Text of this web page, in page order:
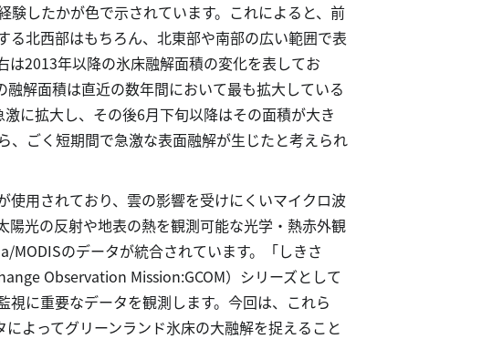
したかが色で示されています。これによると、前
北西部はもちろん、北東部や南部の広い範囲で表
2013年以降の氷床融解面積の変化を表してお
解面積は直近の数年間において最も拡大している
に拡大し、その後6月下旬以降はその面積が大き
、ごく短期間で急激な表面融解が生じたと考えられ
用されており、雲の影響を受けにくいマイクロ波
陽光の反射や地表の熱を観測可能な光学・熱赤外観
MODISのデータが統合されています。「しきさ
Observation Mission:GCOM）シリーズとして
に重要なデータを観測します。今回は、これら
よってグリーンランド氷床の大融解を捉えること